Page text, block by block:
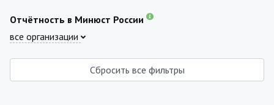
Отчётность в Минюст России
все организации
Сбросить все фильтры